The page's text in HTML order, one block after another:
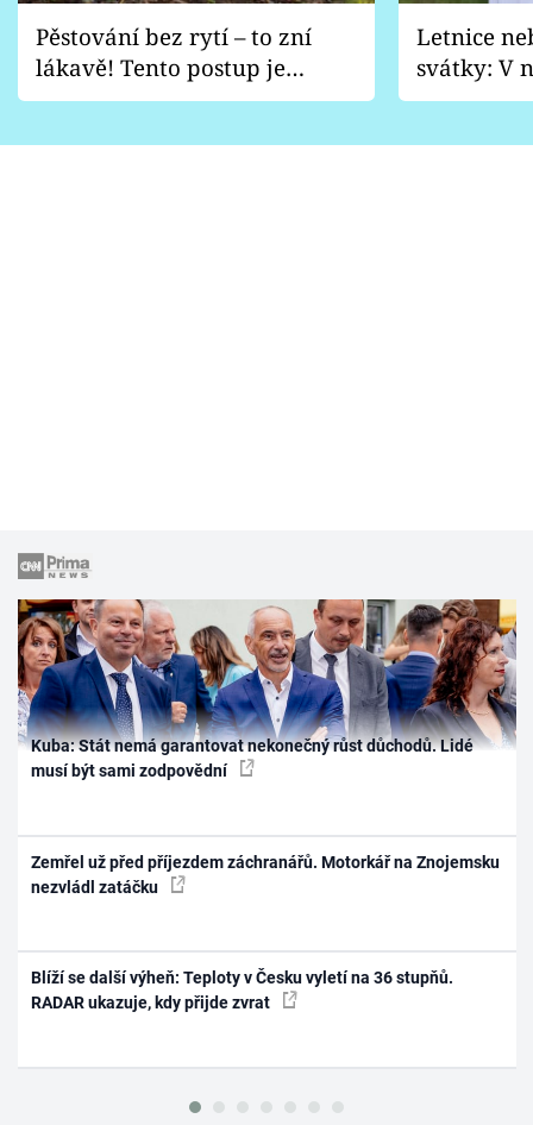
Pěstování bez rytí – to zní
lákavě! Tento postup je
vhodný jen pro některé
Letnice
svátky: V
pondělí
Kuba: Stát nemá garantovat nekonečný růst důchodů. Lidé
musí být sami zodpovědní
Zemřel už před příjezdem záchranářů. Motorkář na Znojemsku
nezvládl zatáčku
Blíží se další výheň: Teploty v Česku vyletí na 36 stupňů.
RADAR ukazuje, kdy přijde zvrat